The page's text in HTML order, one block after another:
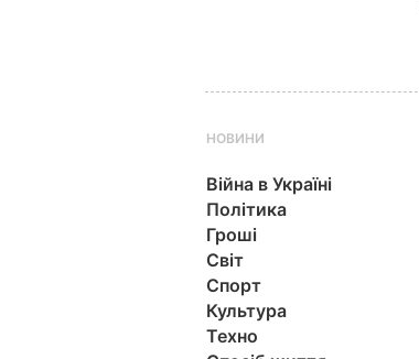
НОВИНИ
Війна в Україні
Політика
Гроші
Світ
Спорт
Культура
Техно